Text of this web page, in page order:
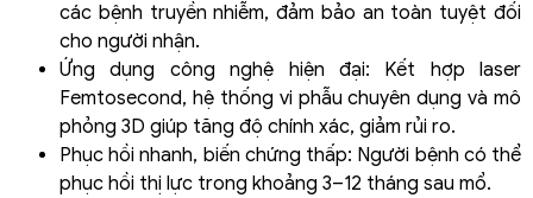
các bệnh truyền nhiễm, đảm bảo an toàn tuyệt đối
cho người nhận.
Ứng dụng công nghệ hiện đại: Kết hợp laser
Femtosecond, hệ thống vi phẫu chuyên dụng và mô
phỏng 3D giúp tăng độ chính xác, giảm rủi ro.
Phục hồi nhanh, biến chứng thấp: Người bệnh có thể
phục hồi thị lực trong khoảng 3–12 tháng sau mổ.